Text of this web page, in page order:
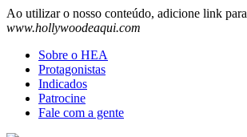
Ao utilizar o nosso conteúdo, adicione link para
www.hollywoodeaqui.com
Sobre o HEA
Protagonistas
Indicados
Patrocine
Fale com a gente